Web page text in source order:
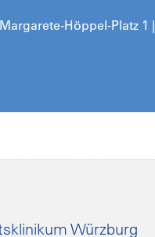
Höppel-Platz 1 |
Würzburg